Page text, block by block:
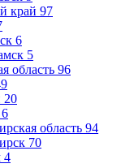
край 97
6
5
область 96
20
6
область 94
70
4